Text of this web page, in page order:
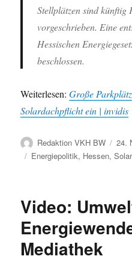
Stellplätzen sind künftig
vorgeschrieben. Eine
Hessischen
beschlossen.
Weiterlesen:Große
Solardachpflicht ein | invidis
Autor
Redaktion VKH BW
am
24.
Schlagwörter
Energiepolitik, Hessen,
Video:
Mediathek